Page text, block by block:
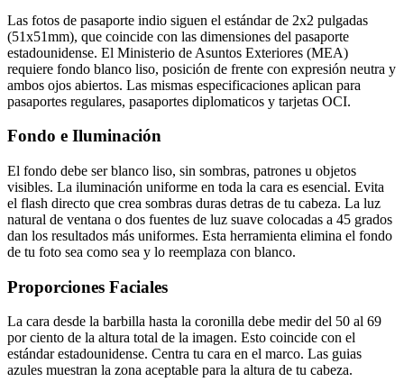
Las fotos de pasaporte indio siguen el estándar de 2x2 pulgadas
(51x51mm), que coincide con las dimensiones del pasaporte
estadounidense. El Ministerio de Asuntos Exteriores (MEA)
requiere fondo blanco liso, posición de frente con expresión neutra y
ambos ojos abiertos. Las mismas especificaciones aplican para
pasaportes regulares, pasaportes diplomaticos y tarjetas OCI.
Fondo e Iluminación
El fondo debe ser blanco liso, sin sombras, patrones u objetos
visibles. La iluminación uniforme en toda la cara es esencial. Evita
el flash directo que crea sombras duras detras de tu cabeza. La luz
natural de ventana o dos fuentes de luz suave colocadas a 45 grados
dan los resultados más uniformes. Esta herramienta elimina el fondo
de tu foto sea como sea y lo reemplaza con blanco.
Proporciones Faciales
La cara desde la barbilla hasta la coronilla debe medir del 50 al 69
por ciento de la altura total de la imagen. Esto coincide con el
estándar estadounidense. Centra tu cara en el marco. Las guias
azules muestran la zona aceptable para la altura de tu cabeza.